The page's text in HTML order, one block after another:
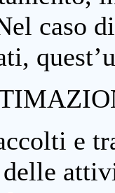
caso
e